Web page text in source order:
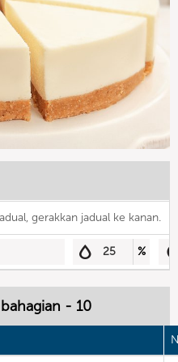
gerakkan jadual ke kanan.
25 %
- 10